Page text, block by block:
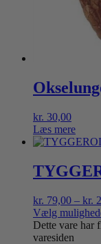
kr. 30,00
Læs mere
kr. 79,00 – kr.
Vælg
Dette vare har
varesiden